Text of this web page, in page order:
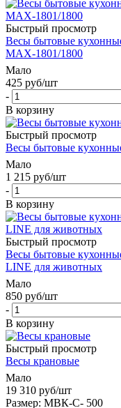
Быстрый просмотр
Весы бытовые
MAX-1801/1800
Мало
425 руб/шт
-
В корзину
Быстрый просмотр
Весы бытовые
Мало
1 215 руб/шт
-
В корзину
Быстрый просмотр
Весы бытовые
LINE для животных
Мало
850 руб/шт
-
В корзину
Быстрый просмотр
Весы крановые
Мало
19 310 руб/шт
Размер: МВК-С- 500